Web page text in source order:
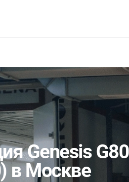
Genesis G80
в Москве